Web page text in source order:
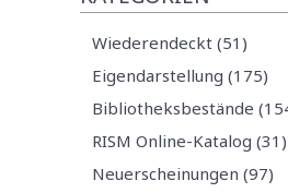
Wiederendeckt (51)
Eigendarstellung (175)
Bibliotheksbestände
RISM Online-Katalog (31)
Neuerscheinungen (97)